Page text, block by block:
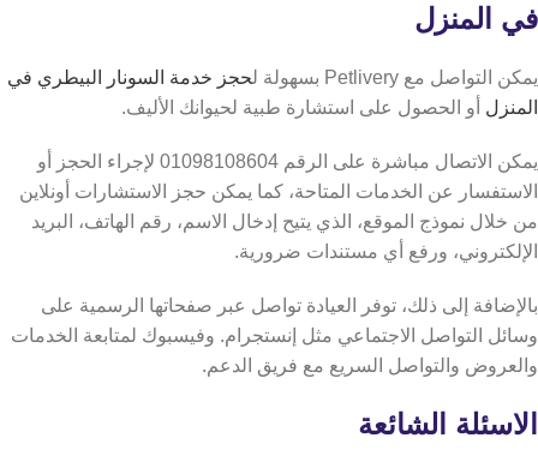
في المنزل
يمكن التواصل مع Petlivery بسهولة ل
حجز خدمة السونار البيطري في
المنزل أو الحصول على استشارة طبية لحيوانك الأليف.
يمكن الاتصال مباشرة على الرقم 01098108604 لإجراء الحجز أو
الاستفسار عن الخدمات المتاحة، كما يمكن حجز الاستشارات أونلاين
من خلال نموذج الموقع، الذي يتيح إدخال الاسم، رقم الهاتف، البريد
الإلكتروني، ورفع أي مستندات ضرورية.
بالإضافة إلى ذلك، توفر العيادة تواصل عبر صفحاتها الرسمية على
وسائل التواصل الاجتماعي مثل إنستجرام. وفيسبوك لمتابعة الخدمات
والعروض والتواصل السريع مع فريق الدعم.
الاسئلة الشائعة